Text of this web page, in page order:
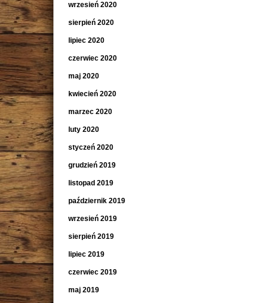
wrzesień 2020
sierpień 2020
lipiec 2020
czerwiec 2020
maj 2020
kwiecień 2020
marzec 2020
luty 2020
styczeń 2020
grudzień 2019
listopad 2019
październik 2019
wrzesień 2019
sierpień 2019
lipiec 2019
czerwiec 2019
maj 2019